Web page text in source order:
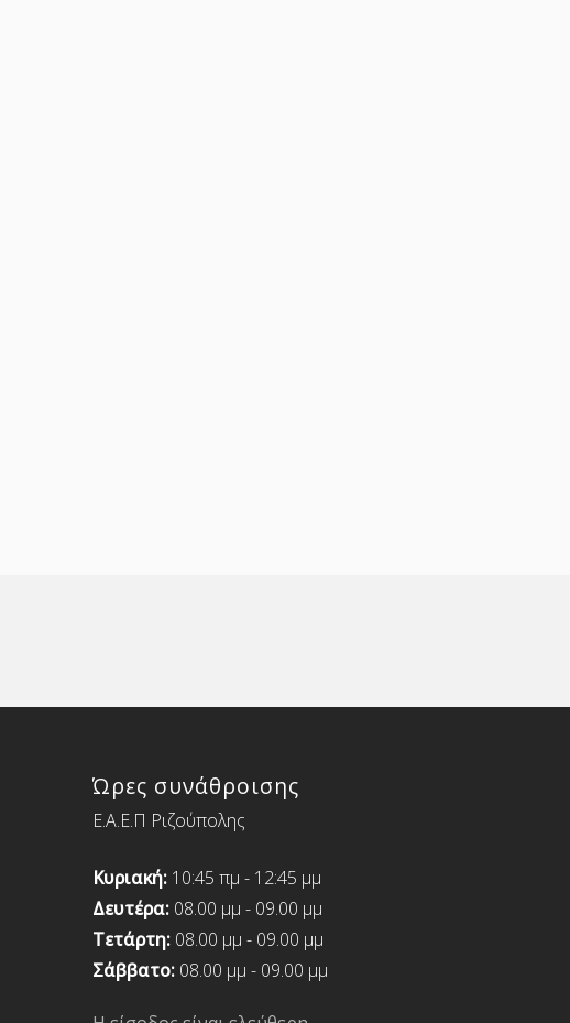
Ώρες συνάθροισης
Ε.Α.Ε.Π Ριζούπολης
Κυριακή:10:45 πμ - 12:45 μμ
Δευτέρα: 08.00 μμ - 09.00 μμ
Τετάρτη: 08.00 μμ - 09.00 μμ
Σάββατο:08.00 μμ - 09.00 μμ